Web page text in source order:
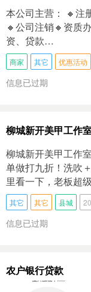
本公司主营： 🔸注
🔸公司注销🔸资质
资、贷款…
商家 其它 优惠活动
信息已过期
柳城新开美甲工作
柳城新开美甲工作
单做打九折！洗吹
里看一下，老板超
其它 其它 县城
信息已过期
农户银行贷款